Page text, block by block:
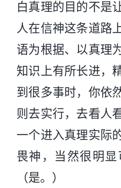
白真理的目的不是
人在信神这条道路
语为根据、以真理
知识上有所长进，
到很多事时，你依
则去实行，去看人
一个进入真理实际
畏神，当然很明
（是。）